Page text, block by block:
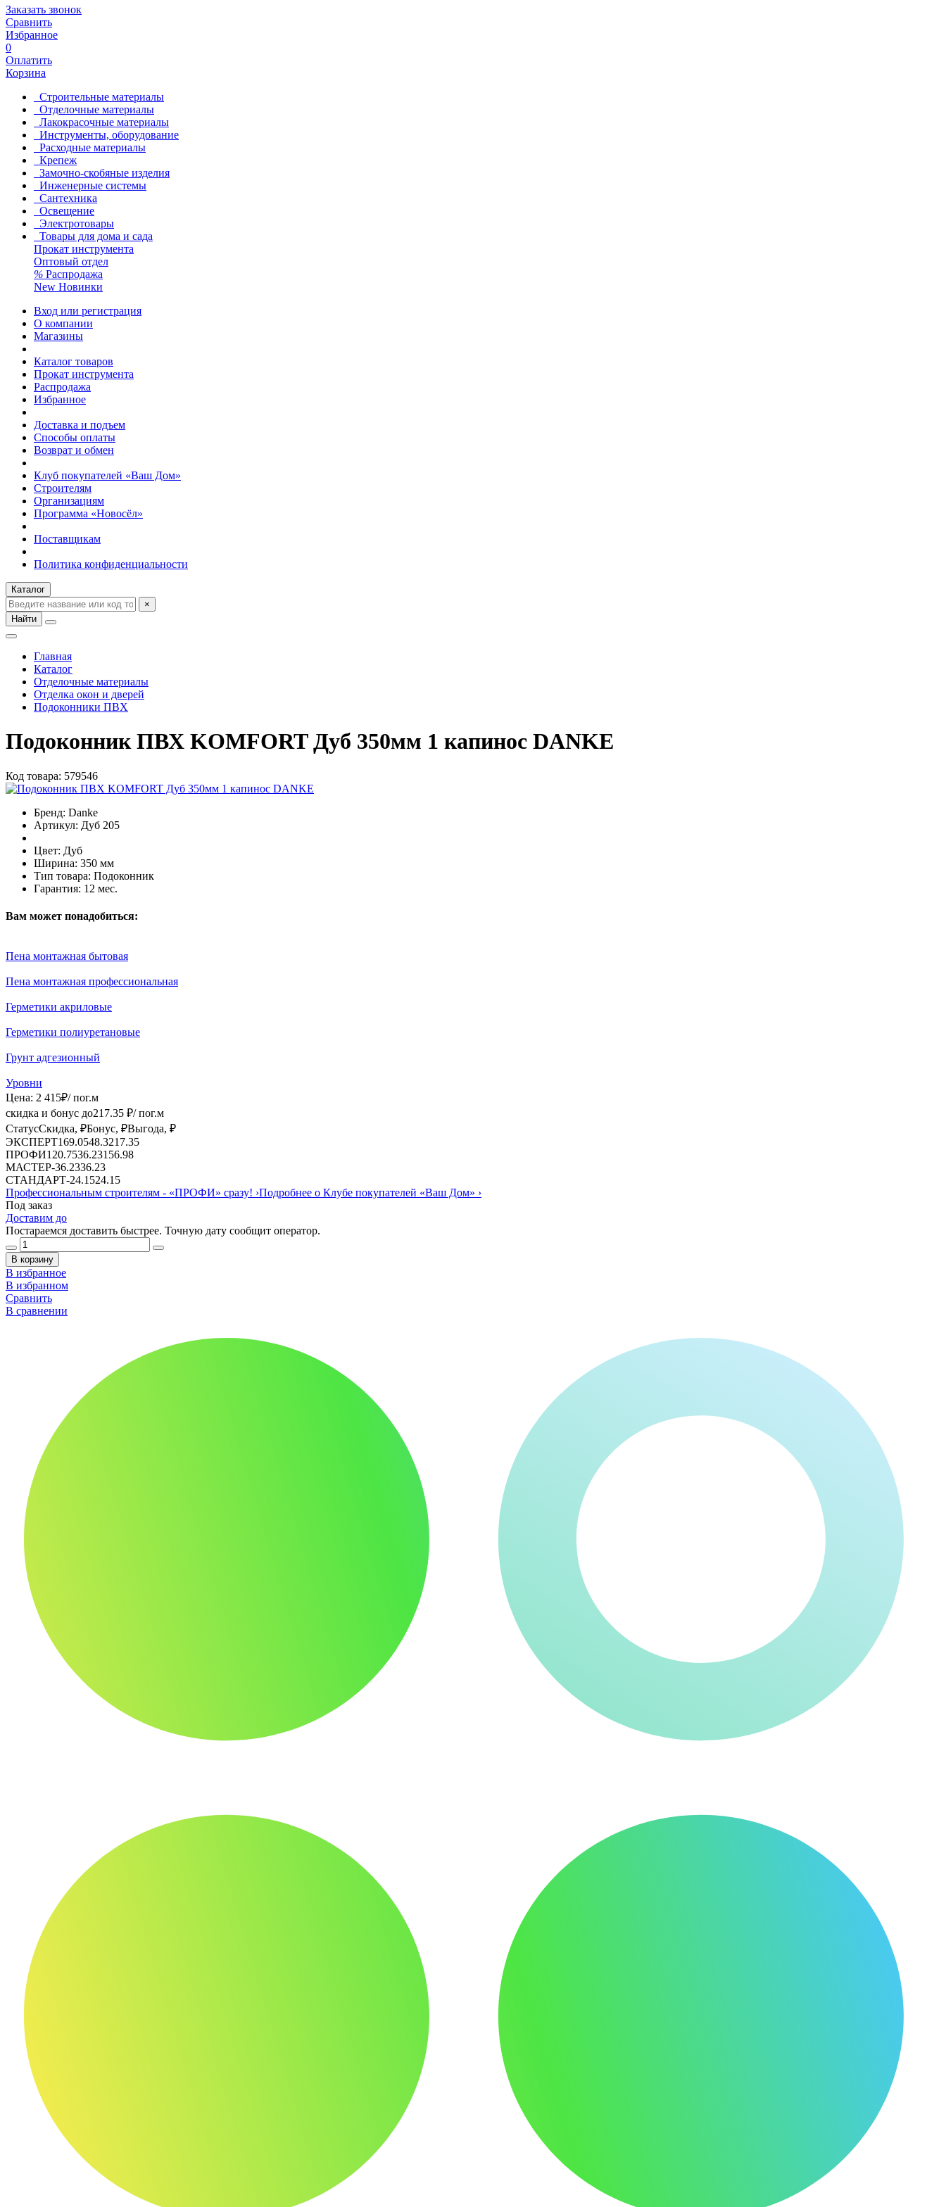
Заказать звонок
Сравнить
Избранное
0
Оплатить
Корзина
Строительные материалы
Отделочные материалы
Лакокрасочные материалы
Инструменты, оборудование
Расходные материалы
Крепеж
Замочно-скобяные изделия
Инженерные системы
Сантехника
Освещение
Электротовары
Товары для дома и сада
Прокат инструмента
Оптовый отдел
% Распродажа
New Новинки
Вход или регистрация
О компании
Магазины
Каталог товаров
Прокат инструмента
Распродажа
Избранное
Доставка и подъем
Способы оплаты
Возврат и обмен
Клуб покупателей «Ваш Дом»
Строителям
Организациям
Программа «Новосёл»
Поставщикам
Политика конфиденциальности
Каталог
×
Найти
Главная
Каталог
Отделочные материалы
Отделка окон и дверей
Подоконники ПВХ
Подоконник ПВХ KOMFORT Дуб 350мм 1 капинос DANKE
Код товара: 579546
Бренд: Danke
Артикул: Дуб 205
Цвет: Дуб
Ширина: 350 мм
Тип товара: Подоконник
Гарантия: 12 мес.
Вам может понадобиться:
Пена монтажная бытовая
Пена монтажная профессиональная
Герметики акриловые
Герметики полиуретановые
Грунт адгезионный
Уровни
Цена: 2 415₽/ пог.м
скидка и бонус до217.35 ₽/ пог.м
СтатусСкидка, ₽Бонус, ₽Выгода, ₽
ЭКСПЕРТ169.0548.3217.35
ПРОФИ120.7536.23156.98
МАСТЕР-36.2336.23
СТАНДАРТ-24.1524.15
Профессиональным строителям - «ПРОФИ» сразу! ›Подробнее о Клубе покупателей «Ваш Дом» ›
Под заказ
Доставим до
Постараемся доставить быстрее. Точную дату сообщит оператор.
В корзину
В избранное
В избранном
Сравнить
В сравнении